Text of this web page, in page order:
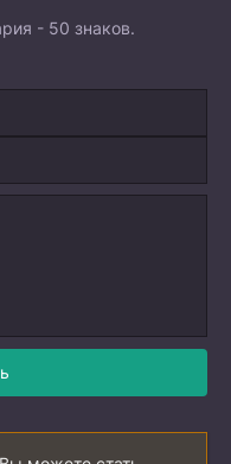
- 50 знаков.